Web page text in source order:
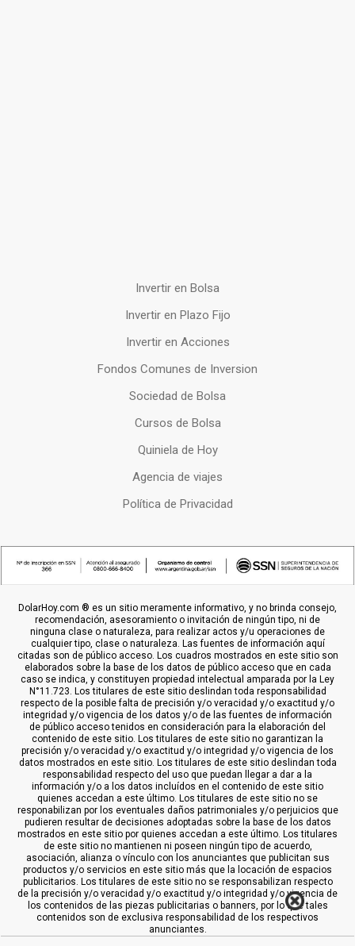
Invertir en Bolsa
Invertir en Plazo Fijo
Invertir en Acciones
Fondos Comunes de Inversion
Sociedad de Bolsa
Cursos de Bolsa
Quiniela de Hoy
Agencia de viajes
Política de Privacidad
DolarHoy.com ® es un sitio meramente informativo, y no brinda consejo,
recomendación, asesoramiento o invitación de ningún tipo, ni de
ninguna clase o naturaleza, para realizar actos y/u operaciones de
cualquier tipo, clase o naturaleza. Las fuentes de información aquí
citadas son de público acceso. Los cuadros mostrados en este sitio son
elaborados sobre la base de los datos de público acceso que en cada
caso se indica, y constituyen propiedad intelectual amparada por la Ley
N°11.723. Los titulares de este sitio deslindan toda responsabilidad
respecto de la posible falta de precisión y/o veracidad y/o exactitud y/o
integridad y/o vigencia de los datos y/o de las fuentes de información
de público acceso tenidos en consideración para la elaboración del
contenido de este sitio. Los titulares de este sitio no garantizan la
precisión y/o veracidad y/o exactitud y/o integridad y/o vigencia de los
datos mostrados en este sitio. Los titulares de este sitio deslindan toda
responsabilidad respecto del uso que puedan llegar a dar a la
información y/o a los datos incluídos en el contenido de este sitio
quienes accedan a este último. Los titulares de este sitio no se
responabilizan por los eventuales daños patrimoniales y/o perjuicios que
pudieren resultar de decisiones adoptadas sobre la base de los datos
mostrados en este sitio por quienes accedan a este último. Los titulares
de este sitio no mantienen ni poseen ningún tipo de acuerdo,
asociación, alianza o vínculo con los anunciantes que publicitan sus
productos y/o servicios en este sitio más que la locación de espacios
publicitarios. Los titulares de este sitio no se responsabilizan respecto
de la precisión y/o veracidad y/o exactitud y/o integridad y/o vigencia de
los contenidos de las piezas publicitarias o banners, por lo que tales
contenidos son de exclusiva responsabilidad de los respectivos
anunciantes.